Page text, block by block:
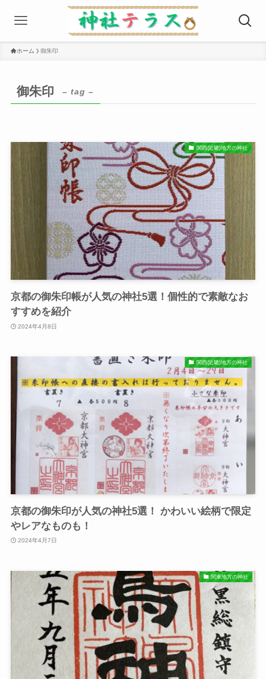
ホーム 御朱印
御朱印 – tag –
関西(近畿)地方の神社
京都の御朱印帳が人気の神社5選！個性的で素敵なお
すすめを紹介
2024年4月8日
関西(近畿)地方の神社
京都の御朱印が人気の神社5選！ かわいい絵柄で限定
やレアなものも！
2024年4月7日
関東地方の神社